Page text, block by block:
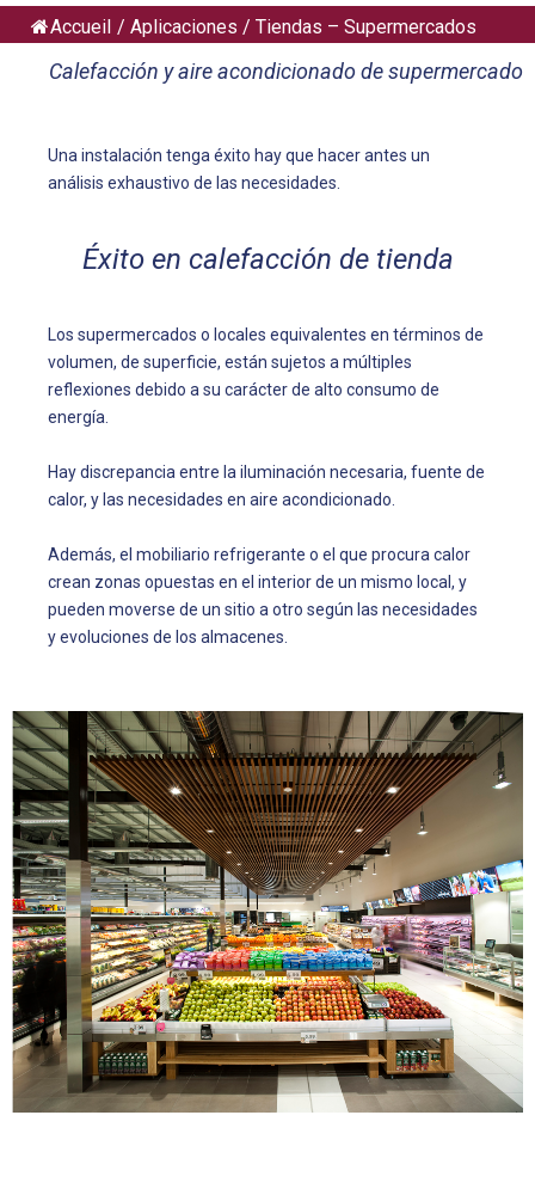
Accueil / Aplicaciones / Tiendas – Supermercados
Calefacción y aire acondicionado de supermercado
Una instalación tenga éxito hay que hacer antes un
análisis exhaustivo de las necesidades.
Éxito en calefacción de tienda
Los supermercados o locales equivalentes en términos de
volumen, de superficie, están sujetos a múltiples
reflexiones debido a su carácter de alto consumo de
energía.
Hay discrepancia entre la iluminación necesaria, fuente de
calor, y las necesidades en aire acondicionado.
Además, el mobiliario refrigerante o el que procura calor
crean zonas opuestas en el interior de un mismo local, y
pueden moverse de un sitio a otro según las necesidades
y evoluciones de los almacenes.